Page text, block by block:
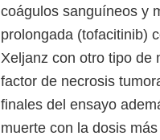
coágulos sanguíneos y
prolongada (tofacitinib)
Xeljanz con otro tipo de
factor de necrosis
finales del ensayo
muerte con la dosis